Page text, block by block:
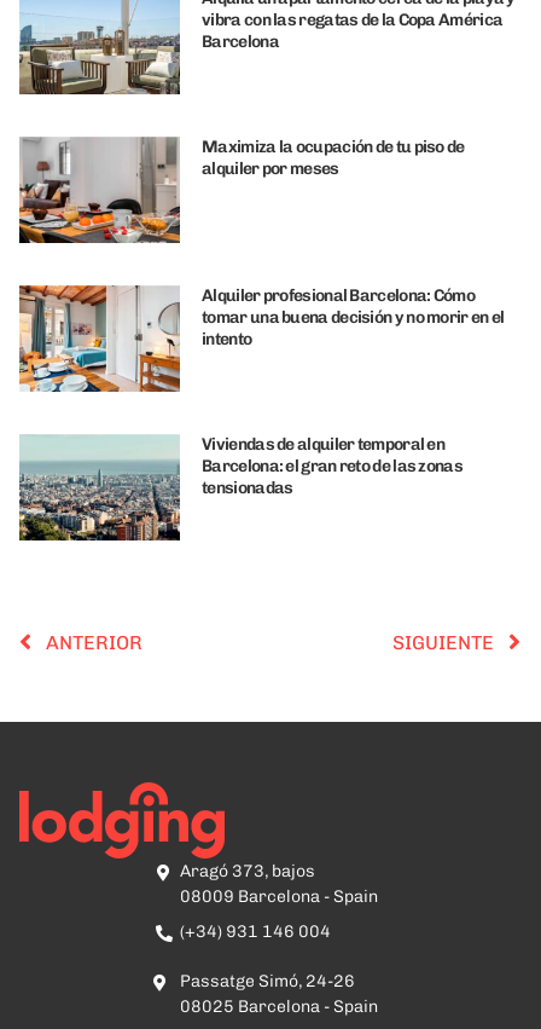
vibra con las regatas de la Copa América
Barcelona
Maximiza la ocupación de tu piso de
alquiler por meses
Alquiler profesional Barcelona: Cómo
tomar una buena decisión y no morir en el
intento
Viviendas de alquiler temporal en
Barcelona: el gran reto de las zonas
tensionadas
ANTERIOR SIGUIENTE
Aragó 373, bajos
08009 Barcelona - Spain
(+34) 931 146 004
Passatge Simó, 24-26
08025 Barcelona - Spain